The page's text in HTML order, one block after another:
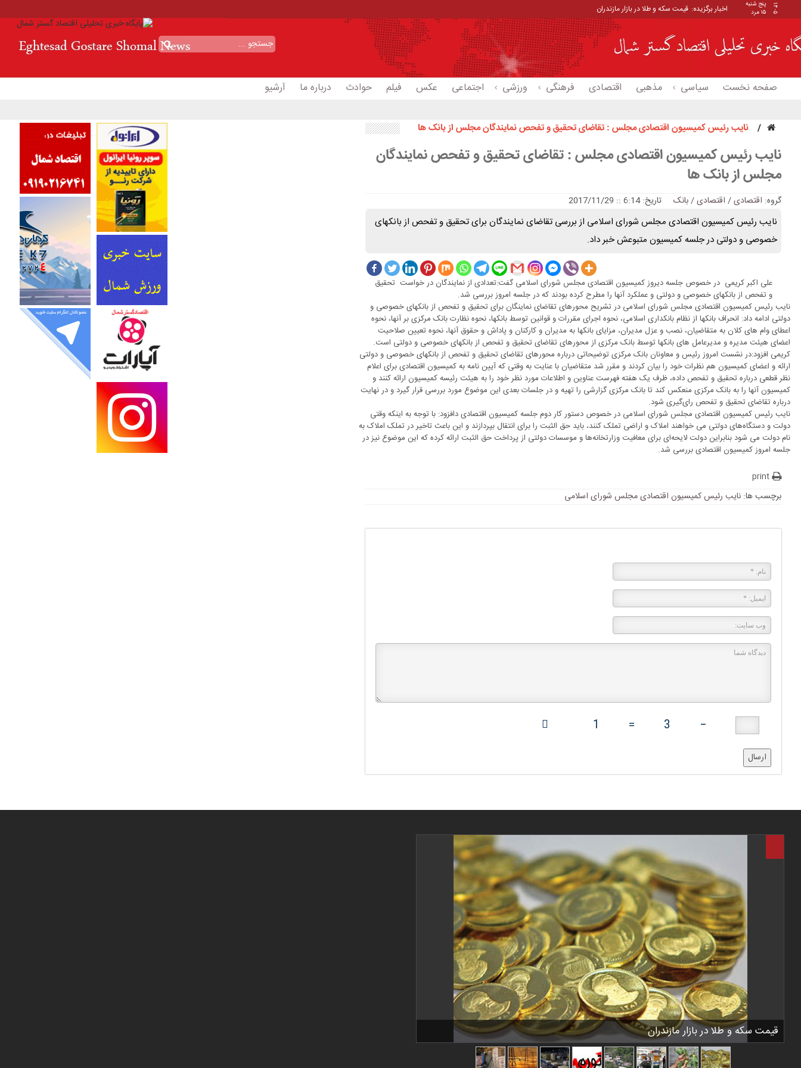
۱۴۰۵
پنج شنبه
۱۵ مرد
اخبار برگزیده: قیمت سکه و طلا در بازار مازندران
صفحه نخست سیاسی مذهبی اقتصادی فرهنگی ورزشی اجتماعی عکس فیلم حوادث درباره ما آرشیو
نایب رئیس کمیسیون اقتصادی مجلس : تقاضای تحقیق و تفحص نمایندگان مجلس از بانک ها
نایب رئیس کمیسیون اقتصادی مجلس : تقاضای تحقیق و تفحص نمایندگان
مجلس از بانک ها
گروه: اقتصادی/ اقتصادی / بانک تاریخ: 6:14 :: 2017/11/29
نایب رئیس کمیسیون اقتصادی مجلس شورای اسلامی از بررسی تقاضای نمایندگان برای تحقیق و تفحص از بانکهای
خصوصی و دولتی در جلسه کمیسیون متبوعش خبر داد.
علی اکبر کریمی در خصوص جلسه دیروز کمیسیون اقتصادی مجلس شورای اسلامی گفت:تعدادی از نمایندگان در خواست تحقیق
و تفحص از بانکهای خصوصی و دولتی و عملکرد آنها را مطرح کرده بودند که در جلسه امروز بررسی شد.
نایب رئیس کمیسیون اقتصادی مجلس شورای اسلامی در تشریح محورهای تقاضای نماینگان برای تحقیق و تفحص از بانکهای خصوصی و
دولتی ادامه داد: انحراف بانکها از نظام بانکداری اسلامی، نحوه اجرای مقررات و قوانین توسط بانکها، نحوه نظارت بانک مرکزی بر آنها، نحوه
اعطای وام های کلان به متقاضیان، نصب و عزل مدیران، مزایای بانکها به مدیران و کارکنان و پاداش و حقوق آنها، نحوه تعیین صلاحیت
اعضای هیئت مدیره و مدیرعامل های بانکها توسط بانک مرکزی از محورهای تقاضای تحقیق و تفحص از بانکهای خصوصی و دولتی است.
کریمی افزود:در نشست امروز رئیس و معاونان بانک مرکزی توضیحاتی درباره محورهای تقاضای تحقیق و تفحص از بانکهای خصوصی و دولتی
ارائه و اعضای کمیسیون هم نظرات خود را بیان کردند و مقرر شد متقاضیان با عنایت به وقتی که آیین نامه به کمیسیون اقتصادی برای اعلام
نظر قطعی درباره تحقیق و تفحص داده، ظرف یک هفته فهرست عناوین و اطلاعات مورد نظر خود را به هیئت رئیسه کمیسیون ارائه کنند و
کمیسیون آنها را به بانک مرکزی منعکس کند تا بانک مرکزی گزارشی را تهیه و در جلسات بعدی این موضوع مورد بررسی قرار گیرد و در نهایت
درباره تقاضای تحقیق و تفحص رای‌گیری شود.
نایب رئیس کمیسیون اقتصادی مجلس شورای اسلامی در خصوص دستور کار دوم جلسه کمیسیون اقتصادی دافزود: با توجه به اینکه وقتی
دولت و دستگاه‌های دولتی می خواهند املاک و اراضی تملک کنند، باید حق الثبت را برای انتقال بپردازند و این باعث تاخیر در تملک املاک به
نام دولت می شود بنابراین دولت لایحه‌ای برای معافیت وزارتخانه‌ها و موسسات دولتی از پرداخت حق الثبت ارائه کرده که این موضوع نیز در
جلسه امروز کمیسیون اقتصادی بررسی شد.
print
برچسب ها:نایب رئیس کمیسیون اقتصادی مجلس شورای اسلامی
−
3
=
1
ارسال
قیمت سکه و طلا در بازار مازندران